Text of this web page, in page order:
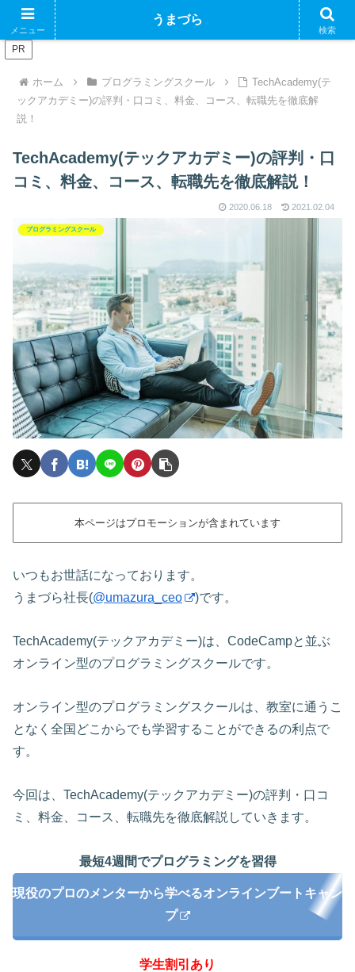
ブログで収益化できるかやってみるブログ
PR
ホーム プログラミングスクール
TechAcademy(テ
ックアカデミー)の評判・口コミ、料金、コース、転職先を徹底解
説！
TechAcademy(テックアカデミー)の評判・口
コミ、料金、コース、転職先を徹底解説！
2020.06.18 2021.02.04
プログラミングスクール
本ページはプロモーションが含まれています
いつもお世話になっております。
うまづら社長(@umazura_ceo )です。
TechAcademy(テックアカデミー)は、CodeCampと並ぶ
オンライン型のプログラミングスクールです。
オンライン型のプログラミングスクールは、教室に通うこ
となく全国どこからでも学習することができるの利点で
す。
今回は、TechAcademy(テックアカデミー)の評判・口コ
ミ、料金、コース、転職先を徹底解説していきます。
最短4週間でプログラミングを習得
現役のプロのメンターから学べるオンラインブートキャン
プ
学生割引あり
メニュー
うまづら
検索